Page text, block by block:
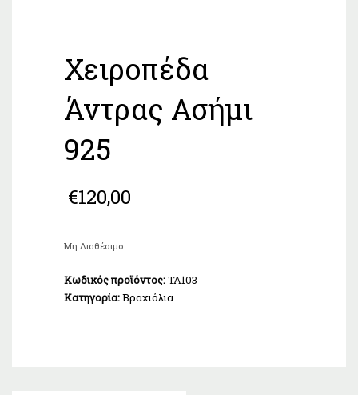
Χειροπέδα
Άντρας Ασήμι
925
€120,00
Μη Διαθέσιμο
Κωδικός προϊόντος:ΤΑ103
Κατηγορία:Βραχιόλια